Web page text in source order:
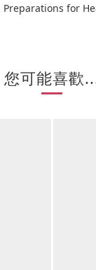
您可能喜歡